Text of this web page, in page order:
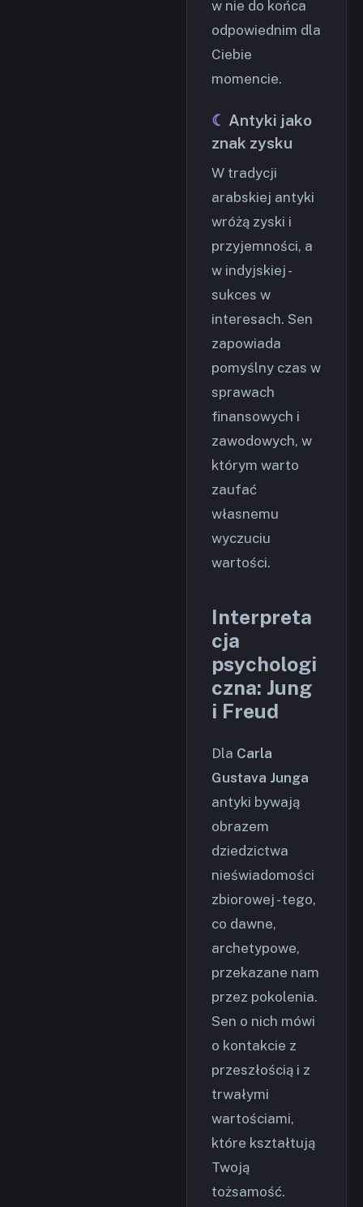
w nie do końca
odpowiednim dla
Ciebie
momencie.
Antyki jako
znak zysku
W tradycji
arabskiej antyki
wróżą zyski i
przyjemności, a
w indyjskiej -
sukces w
interesach. Sen
zapowiada
pomyślny czas w
sprawach
finansowych i
zawodowych, w
którym warto
zaufać
własnemu
wyczuciu
wartości.
Interpreta
cja
psychologi
czna: Jung
i Freud
Dla Carla
Gustava Junga
antyki bywają
obrazem
dziedzictwa
nieświadomości
zbiorowej - tego,
co dawne,
archetypowe,
przekazane nam
przez pokolenia.
Sen o nich mówi
o kontakcie z
przeszłością i z
trwałymi
wartościami,
które kształtują
Twoją
tożsamość.